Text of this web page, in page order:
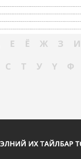
Е Ё Ж З И
С Т У Ү Ф